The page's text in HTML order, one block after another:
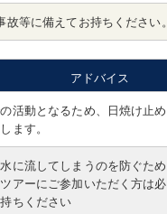
故等に備えてお持ちください
アドバイス
活動となるため、日焼け止
ます。
に流してしまうのを防ぐた
アーにご参加いただく方は
ちください